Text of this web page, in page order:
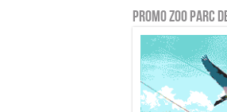
PROMO ZOO PARC